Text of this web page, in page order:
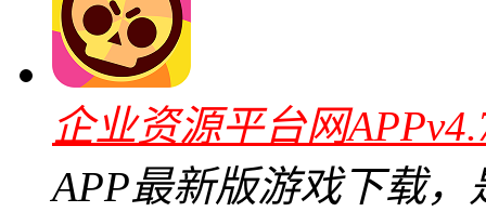
企业资源平台网
APP最新版游戏下载